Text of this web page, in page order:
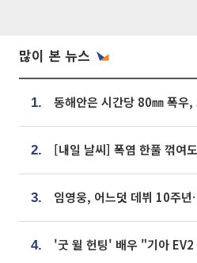
많이 본 뉴스
1.
2.
3.
4.